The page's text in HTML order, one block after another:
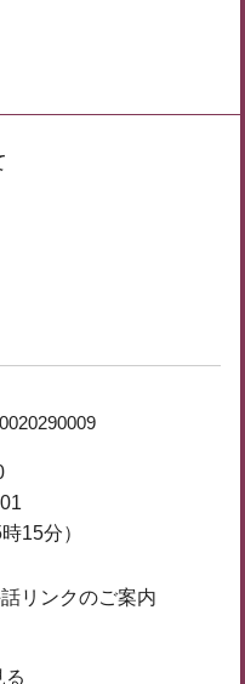
15分）
リンクのご案内
る